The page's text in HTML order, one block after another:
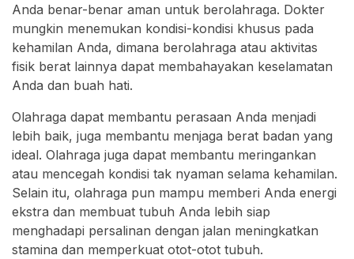
Anda benar-benar aman untuk berolahraga. Dokter
mungkin menemukan kondisi-kondisi khusus pada
kehamilan Anda, dimana berolahraga atau aktivitas
fisik berat lainnya dapat membahayakan keselamatan
Anda dan buah hati.
Olahraga dapat membantu perasaan Anda menjadi
lebih baik, juga membantu menjaga berat badan yang
ideal. Olahraga juga dapat membantu meringankan
atau mencegah kondisi tak nyaman selama kehamilan.
Selain itu, olahraga pun mampu memberi Anda energi
ekstra dan membuat tubuh Anda lebih siap
menghadapi persalinan dengan jalan meningkatkan
stamina dan memperkuat otot-otot tubuh.